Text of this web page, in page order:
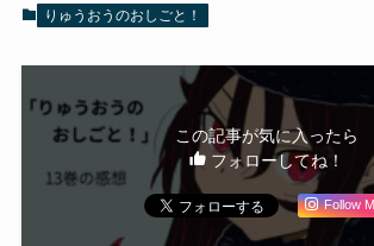
りゅうおうのおしごと！
この記事が気に入ったら
フォローしてね！
Follow